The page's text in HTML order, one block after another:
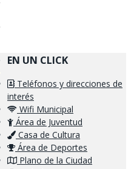
EN UN CLICK
Teléfonos y direcciones de
interés
Wifi Municipal
Área de Juventud
Casa de Cultura
Área de Deportes
Plano de la Ciudad